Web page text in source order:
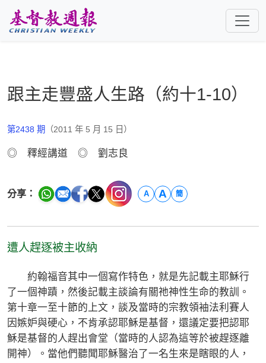
跟主走豐盛人生路（約十1-10）
第2438 期 （2011 年 5 月 15 日）
◎ 釋經講道 ◎ 劉志良
分享： A A 簡
遭人趕逐被主收納
約翰福音其中一個寫作特色，就是先記載主耶穌行
了一個神蹟，然後記載主談論有關祂神性生命的教訓。
第十章一至十節的上文，談及當時的宗教領袖法利賽人
因嫉妒與硬心，不肯承認耶穌是基督，還議定要把認耶
穌是基督的人趕出會堂（當時的人認為這等於被趕逐離
開神）。當他們聽聞耶穌醫治了一名生來是瞎眼的人，